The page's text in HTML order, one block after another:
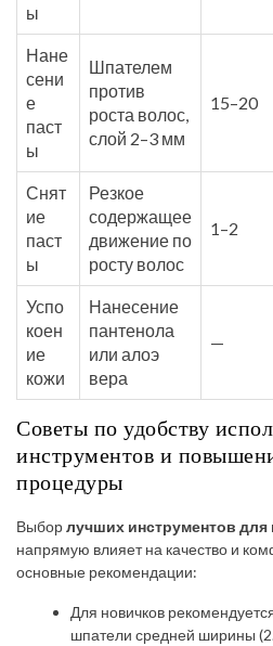
ы
Нане
сени
е
паст
ы
Шпателем
против
роста волос,
слой 2–3 мм
15–20
Снят
ие
паст
ы
Резкое
содержащее
движение по
росту волос
1–2
Успо
коен
ие
кожи
Нанесение
пантенола
или алоэ
вера
—
Советы по удобству
инструментов и
процедуры
Выборлучших инструментов для
напрямую влияет на качество и
основные рекомендации:
Для новичков
шпатели средней ширины